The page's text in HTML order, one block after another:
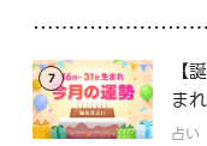
7
【
ま
占い